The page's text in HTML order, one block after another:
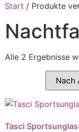
Start / Produkte
Alle 2 Ergebnisse
Tasci